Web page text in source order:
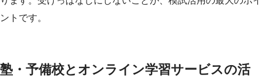
ントです。
塾・予備校とオンライン学習サービスの活